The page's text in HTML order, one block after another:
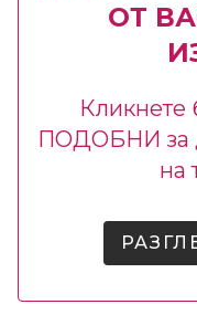
ОТ
ПОДОБНИ за
на